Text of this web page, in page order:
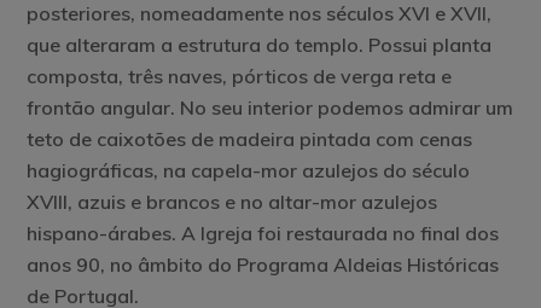
posteriores, nomeadamente nos séculos XVI e XVII,
que alteraram a estrutura do templo. Possui planta
composta, três naves, pórticos de verga reta e
frontão angular. No seu interior podemos admirar um
teto de caixotões de madeira pintada com cenas
hagiográficas, na capela-mor azulejos do século
XVIII, azuis e brancos e no altar-mor azulejos
hispano-árabes. A Igreja foi restaurada no final dos
anos 90, no âmbito do Programa Aldeias Históricas
de Portugal.